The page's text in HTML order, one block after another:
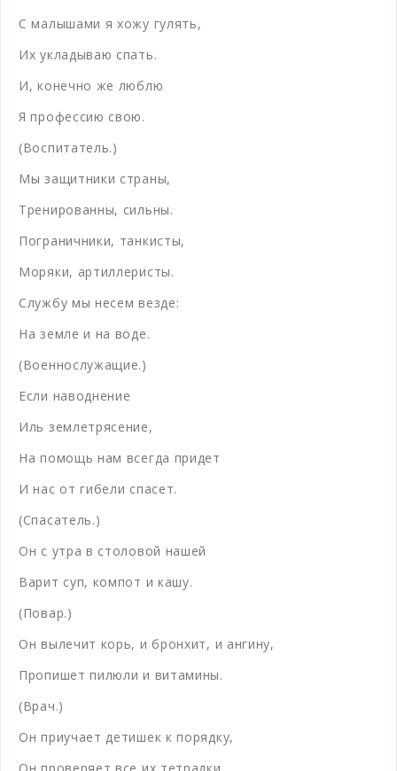
С малышами я хожу гулять,
Их укладываю спать.
И, конечно же люблю
Я профессию свою.
(Воспитатель.)
Мы защитники страны,
Тренированны, сильны.
Пограничники, танкисты,
Моряки, артиллеристы.
Службу мы несем везде:
На земле и на воде.
(Военнослужащие.)
Если наводнение
Иль землетрясение,
На помощь нам всегда придет
И нас от гибели спасет.
(Спасатель.)
Он с утра в столовой нашей
Варит суп, компот и кашу.
(Повар.)
Он вылечит корь, и бронхит, и ангину,
Пропишет пилюли и витамины.
(Врач.)
Он приучает детишек к порядку,